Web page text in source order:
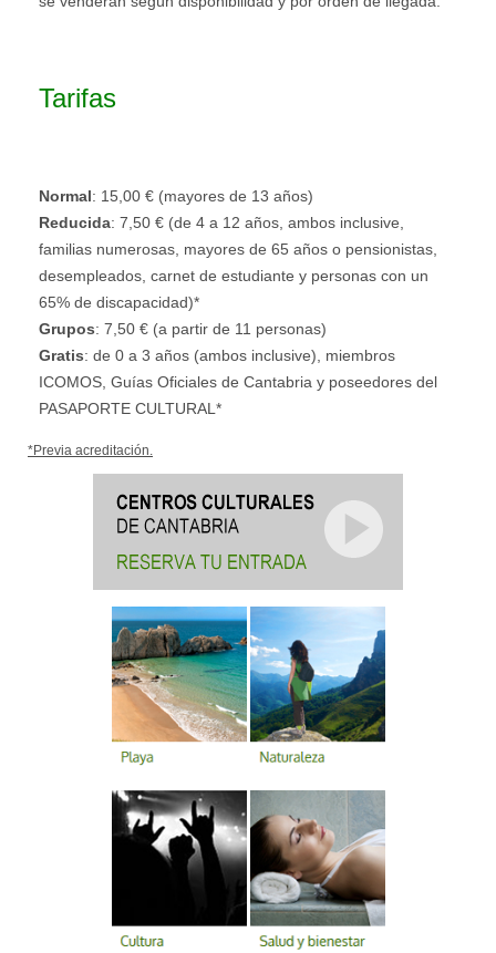
Tarifas
Normal: 15,00 € (mayores de 13 años)
Reducida: 7,50 € (de 4 a 12 años, ambos inclusive,
familias numerosas, mayores de 65 años o pensionistas,
desempleados, carnet de estudiante y personas con un
65% de discapacidad)*
Grupos: 7,50 € (a partir de 11 personas)
Gratis: de 0 a 3 años (ambos inclusive), miembros
ICOMOS, Guías Oficiales de Cantabria y poseedores del
PASAPORTE CULTURAL*
*Previa acreditación.